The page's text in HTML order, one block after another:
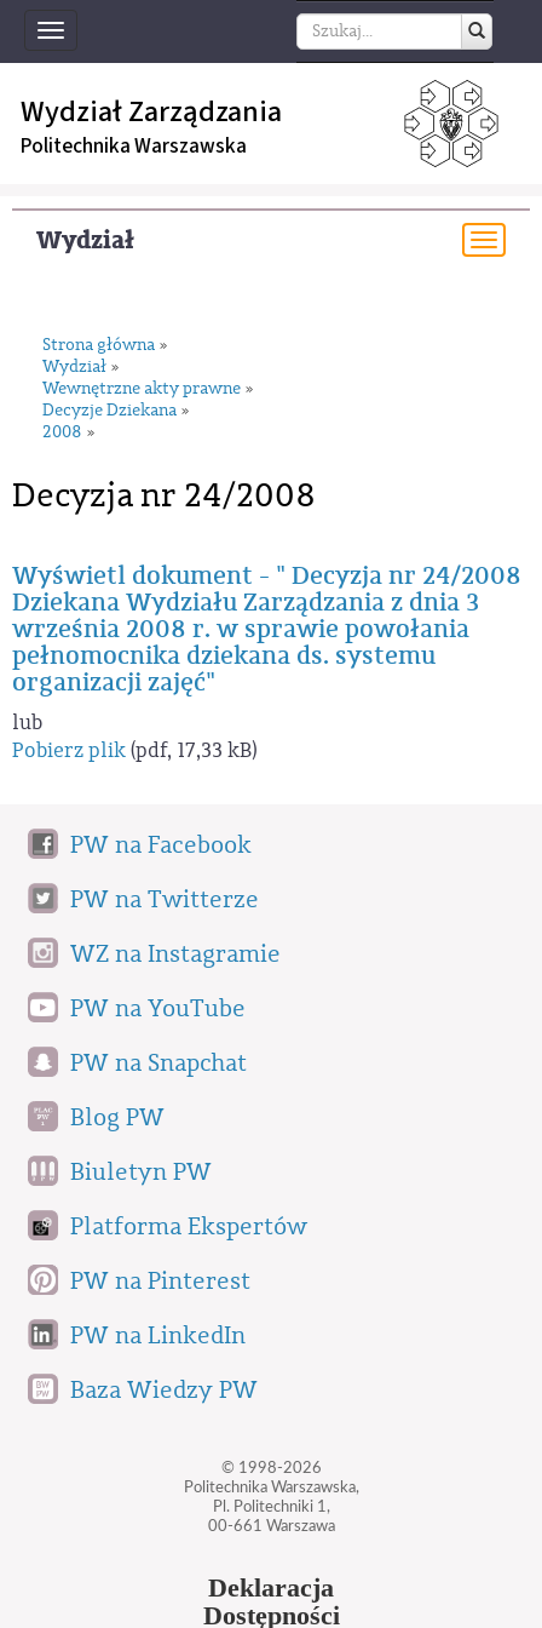
Toggle
navigation
Wydział Zarządzania
Politechnika Warszawska
Wydział
Strona główna »
Wydział »
Wewnętrzne akty prawne »
Decyzje Dziekana »
2008 »
Decyzja nr 24/2008
Wyświetl dokument - " Decyzja nr 24/2008
Dziekana Wydziału Zarządzania z dnia 3
września 2008 r. w sprawie powołania
pełnomocnika dziekana ds. systemu
organizacji zajęć"
lub
Pobierz plik(pdf, 17,33 kB)
PW na Facebook
PW na Twitterze
WZ na Instagramie
PW na YouTube
PW na Snapchat
Blog PW
Biuletyn PW
Platforma Ekspertów
PW na Pinterest
PW na LinkedIn
Baza Wiedzy PW
© 1998-2026
Politechnika Warszawska,
Pl. Politechniki 1,
00-661 Warszawa
Deklaracja
Dostępności